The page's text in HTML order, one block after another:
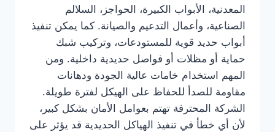
المعدنية، الأبواب الكبيرة، الحواجز، السلالم
الصناعية، وأعمال التدعيم والصيانة. كما يمكن تنفيذ
أبواب حديد قوية للمستودعات، وتركيب شبك
حماية أو مظلات أو فواصل حديدية داخلية. ومن
المهم استخدام خامات عالية الجودة ودهانات
مقاومة للصدأ للحفاظ على الهيكل لفترة طويلة.
الشركة المحترفة تهتم بعوامل الأمان بشكل كبير،
لأن أي خطأ في تنفيذ الهياكل الحديدية قد يؤثر على